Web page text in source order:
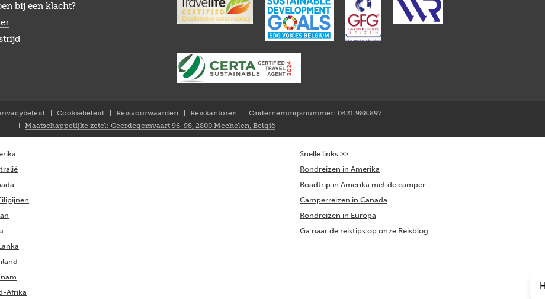
bij een klacht?
Cookiebeleid Reisvoorwaarden Reiskantoren
Ondernemingsnummer: 0421.988.897
Maatschappelijke zetel: Geerdegemvaart 96-98, 2800 Mechelen, België
Afrika
Snelle links >>
Rondreizen in Amerika
Roadtrip in Amerika met de camper
Camperreizen in Canada
Rondreizen in Europa
Ga naar de reistips op onze Reisblog